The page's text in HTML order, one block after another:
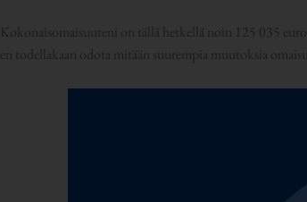
Kokonaisomaisuuteni on tällä hetkellä noin 125 035
en todellakaan odota mitään suurempia muutoksia